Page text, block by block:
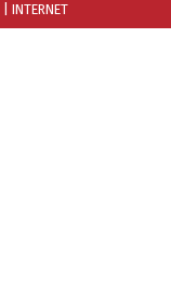
| INTERNET